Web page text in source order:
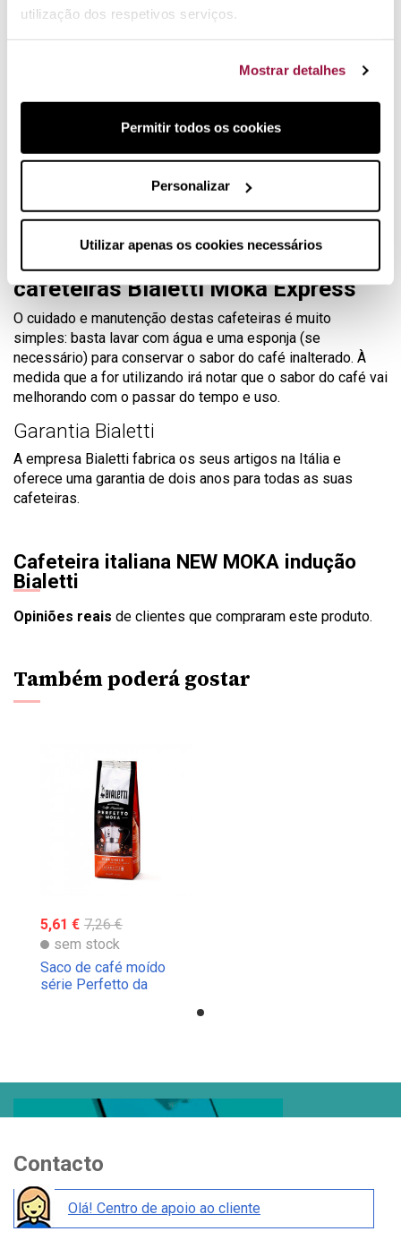
utilização dos respetivos serviços.
Mostrar detalhes
Permitir todos os cookies
Personalizar
Utilizar apenas os cookies necessários
Bialetti Moka Express Indução
cafeteira italiana, tenha sido o seu design e cor. Baseando-
As cafeteiras Bialetti Moka Express Indução são
compostas por uma base em aço compatível com
vitrocerâmica e placas de indução e a parte superior no
alumínio típico destas cafeteiras.
Manutenção recomendada destas
cafeteiras Bialetti Moka Express
O cuidado e manutenção destas cafeteiras é muito
simples: basta lavar com água e uma esponja (se
necessário) para conservar o sabor do café inalterado. À
medida que a for utilizando irá notar que o sabor do café vai
melhorando com o passar do tempo e uso.
Garantia Bialetti
A empresa Bialetti fabrica os seus artigos na Itália e
oferece uma garantia de dois anos para todas as suas
cafeteiras.
Cafeteira italiana NEW MOKA indução
Bialetti
Opiniões reais de clientes que compraram este produto.
Também poderá gostar
5,61 € 7,26 €
sem stock
Saco de café moído
série Perfetto da
Contacto
Olá! Centro de apoio ao cliente